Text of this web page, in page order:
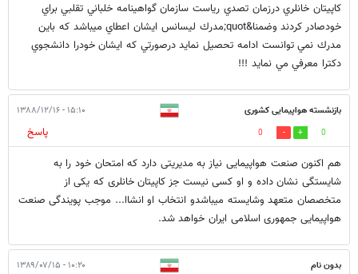
كاپيتان خانلري درزمان تصدي رياست سازمان گواهينامه خلباني تقلبي براي
خودصادر كردند وضمنا&quot;مدرك ليسانس ايشان اعطاي ميباشد كه باين
مدرك نمي توانست ادامه تحصيل نمايد درصورتي كه ايشان خودرا دانشجوي
دكترا معرفي مي نمايد !!!
بازنشسته هواپیمایی کشوری ۱۵:۱۰ - ۱۳۸۸/۱۲/۱۶
0
0
پاسخ
هم اکنون صنعت هواپیمایی نیاز به مدیریتی دارد که امتحان خود را به
شایستگی نشان داده و او کسی نیست جز کاپیتان خانلری که یکی از
متخصصان متعهد وشایسته میباشدو انتخاب او انشاا... موجب پویندگی صنعت
هواپیمایی جمهوری اسلامی ایران خواهد شد.
بدون نام ۱۰:۲۰ - ۱۳۸۹/۰۷/۱۵